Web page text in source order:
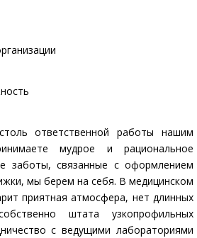
ответственной работы нашим
мудрое и рациональное
заботы, связанные с оформлением
мы берем на себя. В медицинском
приятная атмосфера, нет длинных
штата узкопрофильных
с ведущими лабораториями